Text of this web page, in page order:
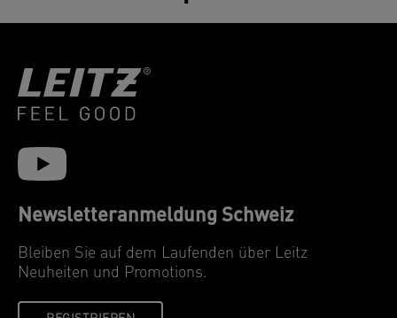
Newsletteranmeldung Schweiz
Bleiben Sie auf dem Laufenden über Leitz
Neuheiten und Promotions.